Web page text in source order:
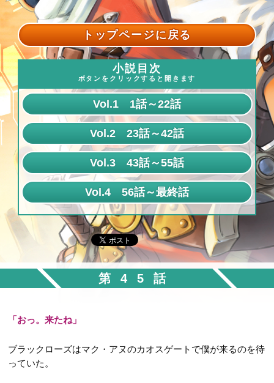
トップページに戻る
小説目次
ボタンをクリックすると開きます
Vol.1 1話～22話
第1話
第2話
第3話
第4話
第5話
第6話
第7話
第8話
第11話
Vol.2 23話～42話
第23話
第24話
第25話
第26話
第27話
第28話
第29話
Vol.3 43話～55話
第43話
第44話
第45話
第46話
第47話
第50話
Vol.4 56話～最終話
第56話
第57話
第58話
第59話
第62話
第45話
「おっ。来たね」
ブラックローズはマク・アヌのカオスゲートで僕が来るのを待
っていた。